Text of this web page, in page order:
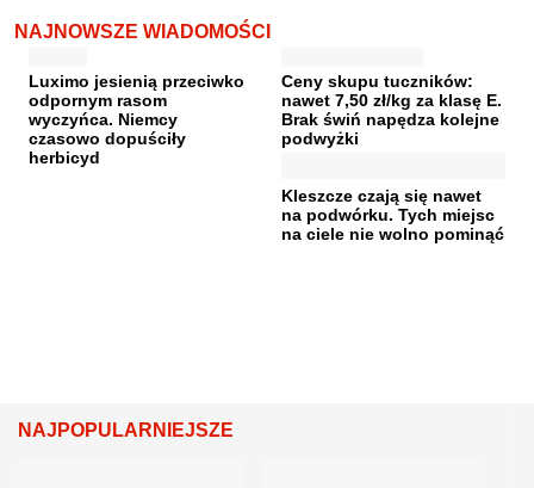
NAJNOWSZE WIADOMOŚCI
Luximo jesienią przeciwko
odpornym rasom
wyczyńca. Niemcy
czasowo dopuściły
herbicyd
Ceny skupu tuczników:
nawet 7,50 zł/kg za klasę E.
Brak świń napędza kolejne
podwyżki
Kleszcze czają się nawet
na podwórku. Tych miejsc
na ciele nie wolno pominąć
NAJPOPULARNIEJSZE